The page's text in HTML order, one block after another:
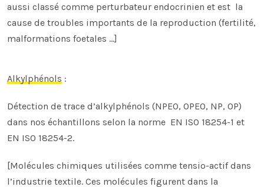
aussi classé comme perturbateur endocrinien et est la
cause de troubles importants de la reproduction (fertilité,
malformations foetales ...]
Alkylphénols :
Détection de trace d’alkylphénols (NPEO, OPEO, NP, OP)
dans nos échantillons selon la norme EN ISO 18254-1 et
EN ISO 18254-2.
[Molécules chimiques utilisées comme tensio-actif dans
l’industrie textile. Ces molécules figurent dans la